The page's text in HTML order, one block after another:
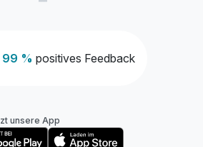
99 % positives Feedback
unsere App